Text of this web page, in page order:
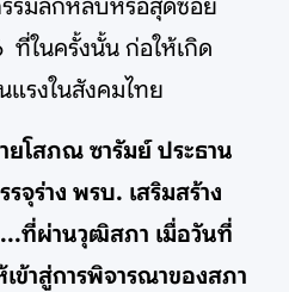
รมลักหลับหรือสุดซอย
ในครั้งนั้น ก่อให้เกิด
แรงในสังคมไทย
โสภณ ซารัมย์ ประธาน
จุร่าง พรบ. เสริมสร้าง
ที่ผ่านวุฒิสภา เมื่อวันที่
าสู่การพิจารณาของสภา